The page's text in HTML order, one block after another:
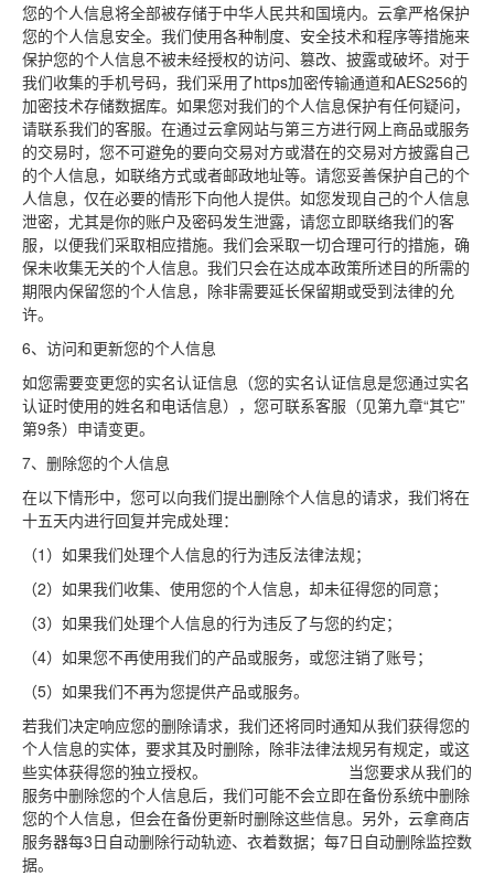
您的个人信息将全部被存储于中华人民共和国境内。云拿严格保护
您的个人信息安全。我们使用各种制度、安全技术和程序等措施来
保护您的个人信息不被未经授权的访问、篡改、披露或破坏。对于
我们收集的手机号码，我们采用了https加密传输通道和AES256的
加密技术存储数据库。如果您对我们的个人信息保护有任何疑问，
请联系我们的客服。在通过云拿网站与第三方进行网上商品或服务
的交易时，您不可避免的要向交易对方或潜在的交易对方披露自己
的个人信息，如联络方式或者邮政地址等。请您妥善保护自己的个
人信息，仅在必要的情形下向他人提供。如您发现自己的个人信息
泄密，尤其是你的账户及密码发生泄露，请您立即联络我们的客
服，以便我们采取相应措施。我们会采取一切合理可行的措施，确
保未收集无关的个人信息。我们只会在达成本政策所述目的所需的
期限内保留您的个人信息，除非需要延长保留期或受到法律的允
许。
6、访问和更新您的个人信息
如您需要变更您的实名认证信息（您的实名认证信息是您通过实名
认证时使用的姓名和电话信息），您可联系客服（见第九章“其它”
第9条）申请变更。
7、删除您的个人信息
在以下情形中，您可以向我们提出删除个人信息的请求，我们将在
十五天内进行回复并完成处理：
（1）如果我们处理个人信息的行为违反法律法规；
（2）如果我们收集、使用您的个人信息，却未征得您的同意；
（3）如果我们处理个人信息的行为违反了与您的约定；
（4）如果您不再使用我们的产品或服务，或您注销了账号；
（5）如果我们不再为您提供产品或服务。
若我们决定响应您的删除请求，我们还将同时通知从我们获得您的
个人信息的实体，要求其及时删除，除非法律法规另有规定，或这
些实体获得您的独立授权。 当您要求从我们的
服务中删除您的个人信息后，我们可能不会立即在备份系统中删除
您的个人信息，但会在备份更新时删除这些信息。另外，云拿商店
服务器每3日自动删除行动轨迹、衣着数据；每7日自动删除监控数
据。